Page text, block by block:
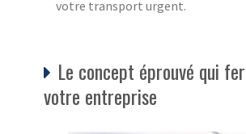
votre transport urgent.
Le concept éprouvé qui
votre entreprise